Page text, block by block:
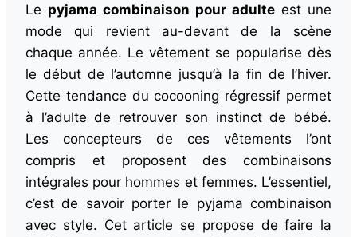
Le pyjama combinaison pour adulte est une
mode qui revient au-devant de la scène
chaque année. Le vêtement se popularise dès
le début de l’automne jusqu’à la fin de l’hiver.
Cette tendance du cocooning régressif permet
à l’adulte de retrouver son instinct de bébé.
Les concepteurs de ces vêtements l’ont
compris et proposent des combinaisons
intégrales pour hommes et femmes. L’essentiel,
c’est de savoir porter le pyjama combinaison
avec style. Cet article se propose de faire la